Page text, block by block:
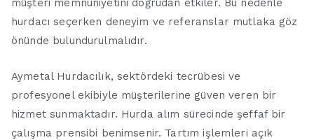
müşteri memnuniyetini doğrudan etkiler. Bu nedenle
hurdacı seçerken deneyim ve referanslar mutlaka göz
önünde bulundurulmalıdır.
Aymetal Hurdacılık, sektördeki tecrübesi ve
profesyonel ekibiyle müşterilerine güven veren bir
hizmet sunmaktadır. Hurda alım sürecinde şeffaf bir
çalışma prensibi benimsenir. Tartım işlemleri açık